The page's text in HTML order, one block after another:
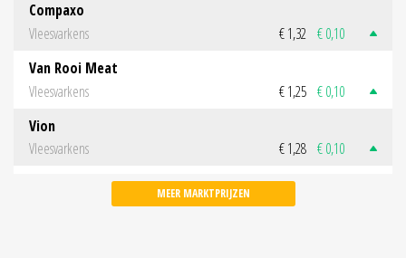
Compaxo
Vleesvarkens
€ 1,32 € 0,10
Van Rooi Meat
Vleesvarkens
€ 1,25 € 0,10
Vion
Vleesvarkens
€ 1,28 € 0,10
MEER MARKTPRIJZEN